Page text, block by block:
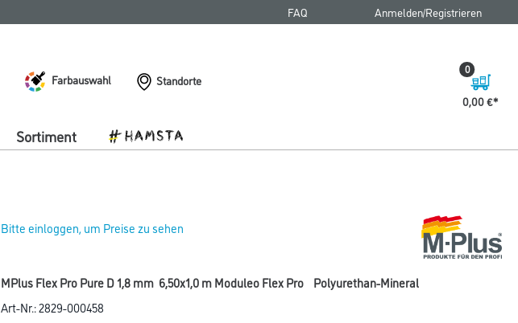
FAQ Anmelden/Registrieren
Farbauswahl
Standorte
0,00 €
0
Sortiment
Bitte einloggen, um Preise zu sehen
MPlus Flex Pro Pure D 1,8 mm 6,50x1,0 m Moduleo Flex Pro Polyurethan-Mineral
Art-Nr.:2829-000458